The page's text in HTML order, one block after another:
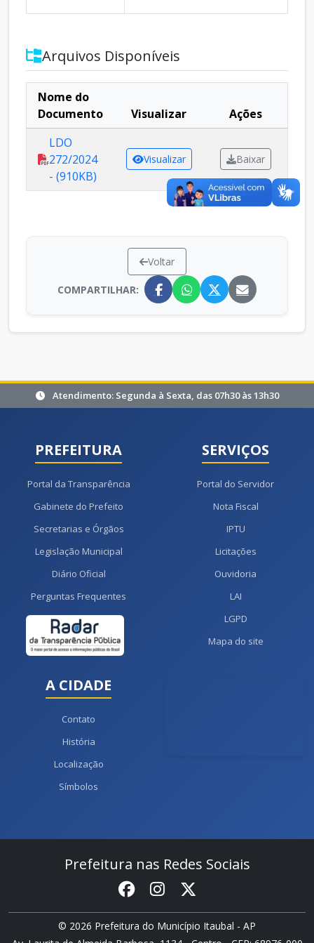
Arquivos Disponíveis
Nome do
Documento
Visualizar
Ações
LDO
272/2024
- (910KB)
Visualizar Baixar
Voltar
COMPARTILHAR:
Atendimento: Segunda à Sexta, das 07h30 às 13h30
PREFEITURA
Portal da Transparência
Gabinete do Prefeito
Secretarias e Órgãos
Legislação Municipal
Diário Oficial
Perguntas Frequentes
SERVIÇOS
Portal do Servidor
Nota Fiscal
IPTU
Licitações
Ouvidoria
LAI
LGPD
Mapa do site
A CIDADE
Contato
História
Localização
Símbolos
Prefeitura nas Redes Sociais
© 2026 Prefeitura do Município Itaubal - AP